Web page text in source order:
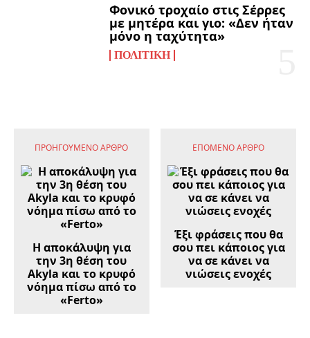
Φονικό τροχαίο στις Σέρρες
με μητέρα και γιο: «Δεν ήταν
μόνο η ταχύτητα»
ΠΟΛΙΤΙΚΉ
ΠΡΟΗΓΟΎΜΕΝΟ ΆΡΘΡΟ
Η αποκάλυψη για
την 3η θέση του
Akyla και το κρυφό
νόημα πίσω από το
«Ferto»
ΕΠΌΜΕΝΟ ΆΡΘΡΟ
Έξι φράσεις που θα
σου πει κάποιος για
να σε κάνει να
νιώσεις ενοχές